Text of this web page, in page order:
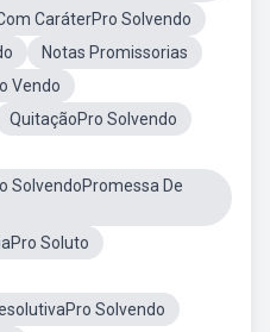
CaráterPro Solvendo
Notas Promissorias
Vendo
QuitaçãoPro Solvendo
SolvendoPromessa De
Soluto
Solvendo